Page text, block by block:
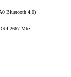
Bluetooth 4.0)
2667 Mhz